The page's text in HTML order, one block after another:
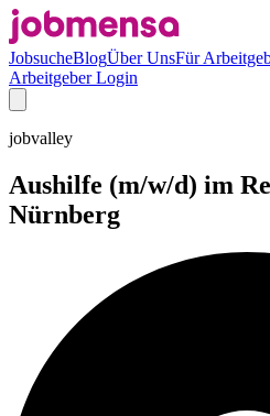
JobsucheBlogÜber UnsFür
Arbeitgeber Login
jobvalley
Aushilfe (m/w/d) im
Nürnberg